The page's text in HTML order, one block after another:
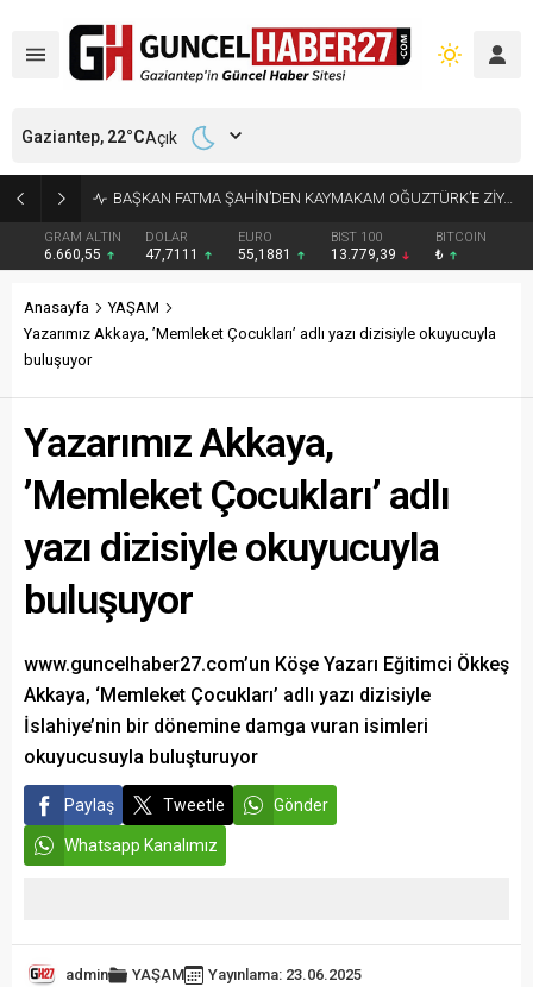
KÜÇÜK AK BALIKÇILLAR AĞAÇLARI BEYAZA BÜRÜDÜ
GRAM ALTIN
6.660,55
DOLAR
47,7111
EURO
55,1881
BIST 100
13.779,39
BITCOIN
₺
Gaziantep, 22°CAçık
Anasayfa
YAŞAM
Yazarımız Akkaya, ’Memleket Çocukları’ adlı yazı dizisiyle okuyucuyla
buluşuyor
Yazarımız Akkaya,
’Memleket Çocukları’ adlı
yazı dizisiyle okuyucuyla
buluşuyor
www.guncelhaber27.com’un Köşe Yazarı Eğitimci Ökkeş
Akkaya, ‘Memleket Çocukları’ adlı yazı dizisiyle
İslahiye’nin bir dönemine damga vuran isimleri
okuyucusuyla buluşturuyor
Paylaş Tweetle Gönder
Whatsapp Kanalımız
admin YAŞAM Yayınlama: 23.06.2025